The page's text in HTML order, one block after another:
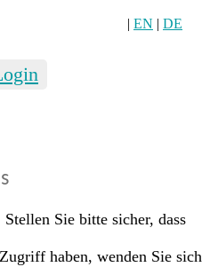
| EN | DE
Stellen Sie bitte sicher, dass
haben, wenden Sie sich